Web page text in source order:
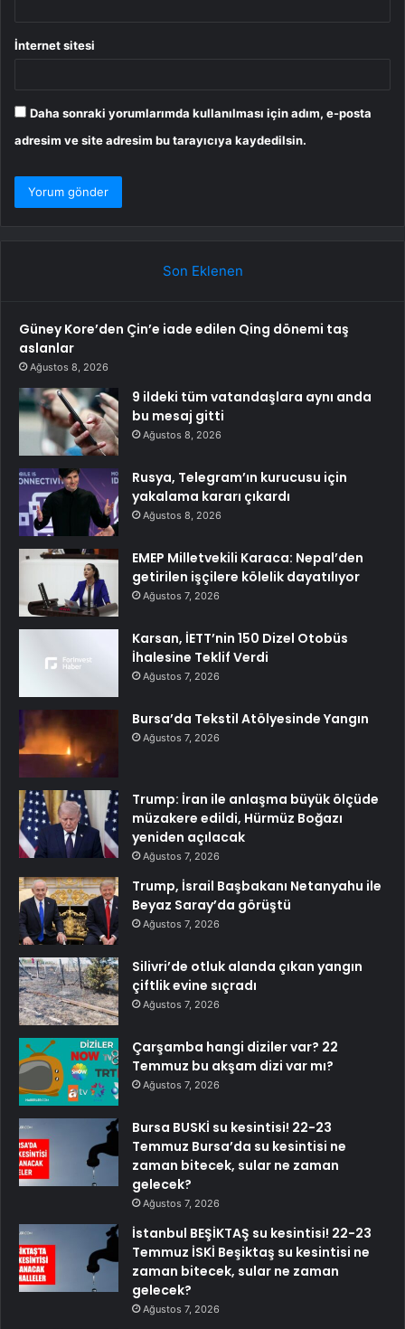
İnternet sitesi
Daha sonraki yorumlarımda kullanılması için adım, e-posta
adresim ve site adresim bu tarayıcıya kaydedilsin.
Son Eklenen
Güney Kore’den Çin’e iade edilen Qing dönemi taş
aslanlar
Ağustos 8, 2026
9 ildeki tüm vatandaşlara aynı anda
bu mesaj gitti
Ağustos 8, 2026
Rusya, Telegram’ın kurucusu için
yakalama kararı çıkardı
Ağustos 8, 2026
EMEP Milletvekili Karaca: Nepal’den
getirilen işçilere kölelik dayatılıyor
Ağustos 7, 2026
Karsan, İETT’nin 150 Dizel Otobüs
İhalesine Teklif Verdi
Ağustos 7, 2026
Bursa’da Tekstil Atölyesinde Yangın
Ağustos 7, 2026
Trump: İran ile anlaşma büyük ölçüde
müzakere edildi, Hürmüz Boğazı
yeniden açılacak
Ağustos 7, 2026
Trump, İsrail Başbakanı Netanyahu ile
Beyaz Saray’da görüştü
Ağustos 7, 2026
Silivri’de otluk alanda çıkan yangın
çiftlik evine sıçradı
Ağustos 7, 2026
Çarşamba hangi diziler var? 22
Temmuz bu akşam dizi var mı?
Ağustos 7, 2026
Bursa BUSKİ su kesintisi! 22-23
Temmuz Bursa’da su kesintisi ne
zaman bitecek, sular ne zaman
gelecek?
Ağustos 7, 2026
İstanbul BEŞİKTAŞ su kesintisi! 22-23
Temmuz İSKİ Beşiktaş su kesintisi ne
zaman bitecek, sular ne zaman
gelecek?
Ağustos 7, 2026